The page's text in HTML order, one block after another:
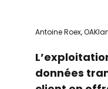
Antoine Roex,
données